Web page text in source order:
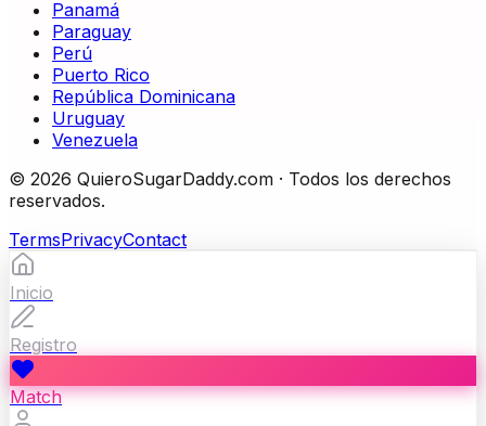
Panamá
Paraguay
Perú
Puerto Rico
República Dominicana
Uruguay
Venezuela
© 2026 QuieroSugarDaddy.com · Todos los derechos
reservados.
TermsPrivacyContact
Inicio
Registro
Match